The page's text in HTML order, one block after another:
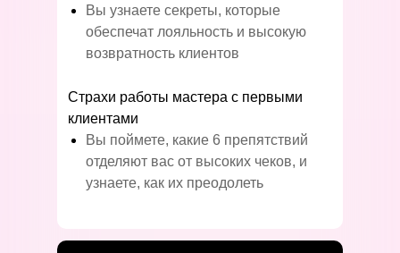
Вы узнаете секреты, которые
обеспечат лояльность и высокую
возвратность клиентов
Страхи работы мастера с первыми
клиентами
Вы поймете, какие 6 препятствий
отделяют вас от высоких чеков, и
узнаете, как их преодолеть